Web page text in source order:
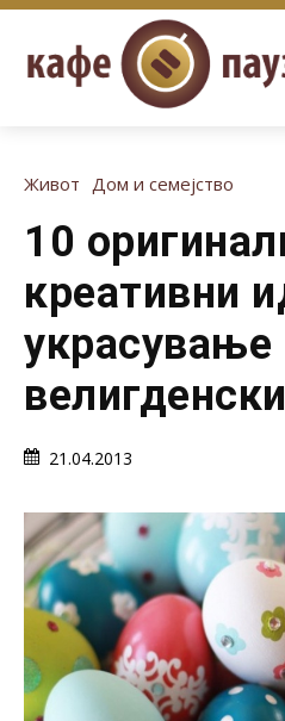
Живот Дом и семејство
10
креативни
украсување
21.04.2013